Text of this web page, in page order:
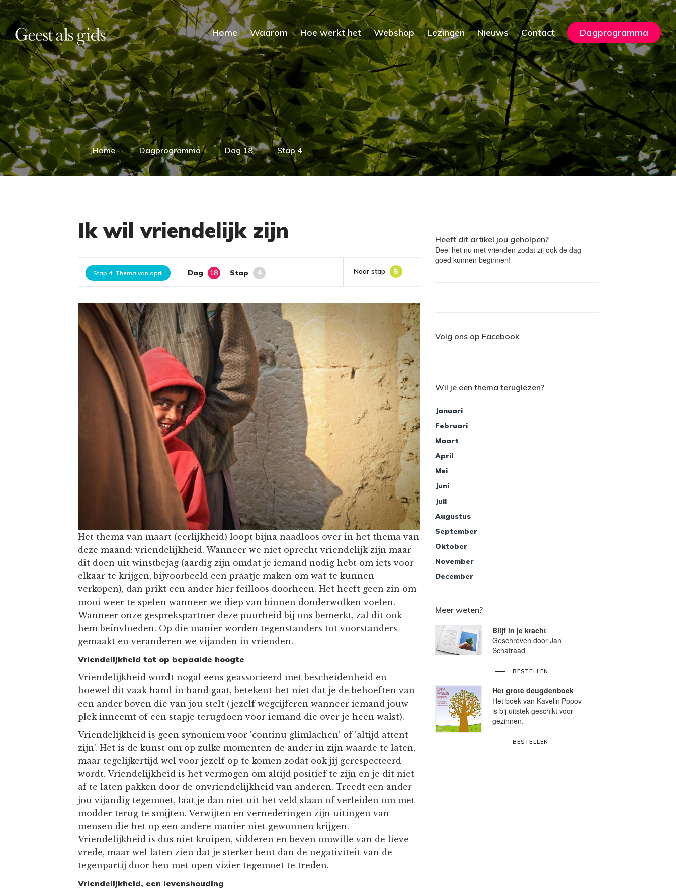
Home Waarom Hoe werkt het Webshop Lezingen Nieuws Contact Dagprogramma
Home Dagprogramma Dag 18 Stap 4
Ik wil vriendelijk zijn
Stap 4: Thema van april Dag 18 Stap 4 Naar stap 5
Het thema van maart (eerlijkheid) loopt bijna naadloos over in het thema van
deze maand: vriendelijkheid. Wanneer we niet oprecht vriendelijk zijn maar
dit doen uit winstbejag (aardig zijn omdat je iemand nodig hebt om iets voor
elkaar te krijgen, bijvoorbeeld een praatje maken om wat te kunnen
verkopen), dan prikt een ander hier feilloos doorheen. Het heeft geen zin om
mooi weer te spelen wanneer we diep van binnen donderwolken voelen.
Wanneer onze gesprekspartner deze puurheid bij ons bemerkt, zal dit ook
hem beïnvloeden. Op die manier worden tegenstanders tot voorstanders
gemaakt en veranderen we vijanden in vrienden.
Vriendelijkheid tot op bepaalde hoogte
Vriendelijkheid wordt nogal eens geassocieerd met bescheidenheid en
hoewel dit vaak hand in hand gaat, betekent het niet dat je de behoeften van
een ander boven die van jou stelt (jezelf wegcijferen wanneer iemand jouw
plek inneemt of een stapje terugdoen voor iemand die over je heen walst).
Vriendelijkheid is geen synoniem voor 'continu glimlachen' of 'altijd attent
zijn'. Het is de kunst om op zulke momenten de ander in zijn waarde te laten,
maar tegelijkertijd wel voor jezelf op te komen zodat ook jij gerespecteerd
wordt. Vriendelijkheid is het vermogen om altijd positief te zijn en je dit niet
af te laten pakken door de onvriendelijkheid van anderen. Treedt een ander
jou vijandig tegemoet, laat je dan niet uit het veld slaan of verleiden om met
modder terug te smijten. Verwijten en vernederingen zijn uitingen van
mensen die het op een andere manier niet gewonnen krijgen.
Vriendelijkheid is dus niet kruipen, sidderen en beven omwille van de lieve
vrede, maar wel laten zien dat je sterker bent dan de negativiteit van de
tegenpartij door hen met open vizier tegemoet te treden.
Vriendelijkheid, een levenshouding
Heeft dit artikel jou geholpen?
Deel het nu met vrienden zodat zij ook de dag
goed kunnen beginnen!
Volg ons op Facebook
Wil je een thema teruglezen?
Januari
Februari
Maart
April
Mei
Juni
Juli
Augustus
September
Oktober
November
December
Meer weten?
Blijf in je kracht
Geschreven door Jan
Schafraad
BESTELLEN
Het grote deugdenboek
Het boek van Kavelin Popov
is bij uitstek geschikt voor
gezinnen.
BESTELLEN